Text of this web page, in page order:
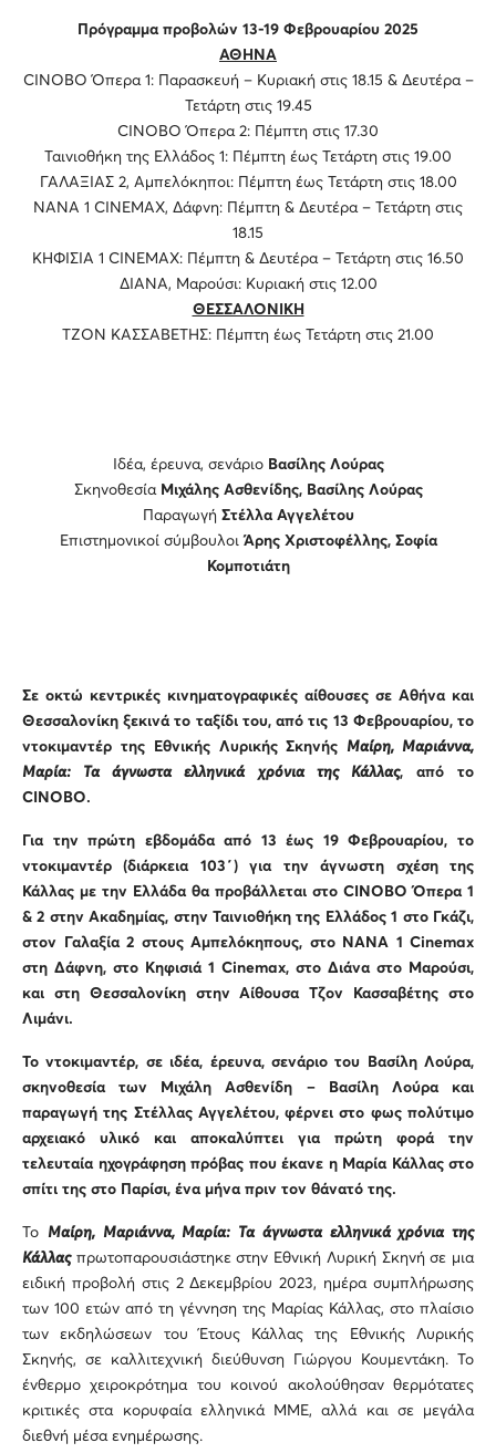
Πρόγραμμα προβολών 13-19 Φεβρουαρίου 2025
ΑΘΗΝΑ
CINOBO Όπερα 1: Παρασκευή – Κυριακή στις 18.15 & Δευτέρα –
Τετάρτη στις 19.45
CINOBO Όπερα 2: Πέμπτη στις 17.30
Ταινιοθήκη της Ελλάδος 1: Πέμπτη έως Τετάρτη στις 19.00
ΓΑΛΑΞΙΑΣ 2, Αμπελόκηποι: Πέμπτη έως Τετάρτη στις 18.00
ΝΑΝΑ 1 CINEMAX, Δάφνη: Πέμπτη & Δευτέρα – Τετάρτη στις
18.15
ΚΗΦΙΣΙΑ 1 CINEMAX: Πέμπτη & Δευτέρα – Τετάρτη στις 16.50
ΔΙΑΝΑ, Μαρούσι: Κυριακή στις 12.00
ΘΕΣΣΑΛΟΝΙΚΗ
ΤΖΟΝ ΚΑΣΣΑΒΕΤΗΣ: Πέμπτη έως Τετάρτη στις 21.00
Ιδέα, έρευνα, σενάριο Βασίλης Λούρας
Σκηνοθεσία Μιχάλης Ασθενίδης, Βασίλης Λούρας
Παραγωγή Στέλλα Αγγελέτου
Επιστημονικοί σύμβουλοιΆρης Χριστοφέλλης, Σοφία
Κομποτιάτη
Σε οκτώ κεντρικές κινηματογραφικές αίθουσες σε Αθήνα και
Θεσσαλονίκη ξεκινά το ταξίδι του, από τις 13 Φεβρουαρίου, το
ντοκιμαντέρ της Εθνικής Λυρικής ΣκηνήςΜαίρη, Μαριάννα,
Μαρία: Τα άγνωστα ελληνικά χρόνια της Κάλλας, από το
CINOBO.
Για την πρώτη εβδομάδα από 13 έως 19 Φεβρουαρίου, το
ντοκιμαντέρ (διάρκεια 103΄) για την άγνωστη σχέση της
Κάλλας με την Ελλάδα θα προβάλλεται στο CINOBO Όπερα 1
& 2 στην Ακαδημίας, στην Ταινιοθήκη της Ελλάδος 1 στο Γκάζι,
στον Γαλαξία 2 στους Αμπελόκηπους, στο ΝΑΝΑ 1 Cinemax
στη Δάφνη, στο Κηφισιά 1 Cinemax, στο Διάνα στο Μαρούσι,
και στη Θεσσαλονίκη στην Αίθουσα Τζον Κασσαβέτης στο
Λιμάνι.
Το ντοκιμαντέρ, σε ιδέα, έρευνα, σενάριο του Βασίλη Λούρα,
σκηνοθεσία των Μιχάλη Ασθενίδη – Βασίλη Λούρα και
παραγωγή της Στέλλας Αγγελέτου, φέρνει στο φως πολύτιμο
αρχειακό υλικό και αποκαλύπτει για πρώτη φορά την
τελευταία ηχογράφηση πρόβας που έκανε η Μαρία Κάλλας στο
σπίτι της στο Παρίσι, ένα μήνα πριν τον θάνατό της.
Το Μαίρη, Μαριάννα, Μαρία: Τα άγνωστα ελληνικά χρόνια της
Κάλλαςπρωτοπαρουσιάστηκε στην Εθνική Λυρική Σκηνή σε μια
ειδική προβολή στις 2 Δεκεμβρίου 2023, ημέρα συμπλήρωσης
των 100 ετών από τη γέννηση της Μαρίας Κάλλας, στο πλαίσιο
των εκδηλώσεων του Έτους Κάλλας της Εθνικής Λυρικής
Σκηνής, σε καλλιτεχνική διεύθυνση Γιώργου Κουμεντάκη. Το
ένθερμο χειροκρότημα του κοινού ακολούθησαν θερμότατες
κριτικές στα κορυφαία ελληνικά ΜΜΕ, αλλά και σε μεγάλα
διεθνή μέσα ενημέρωσης.